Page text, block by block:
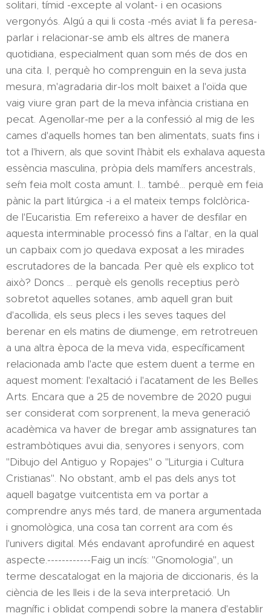
solitari, tímid -excepte al volant- i en ocasions
vergonyós. Algú a qui li costa -més aviat li fa peresa-
parlar i relacionar-se amb els altres de manera
quotidiana, especialment quan som més de dos en
una cita. I, perquè ho comprenguin en la seva justa
mesura, m'agradaria dir-los molt baixet a l'oïda que
vaig viure gran part de la meva infància cristiana en
pecat. Agenollar-me per a la confessió al mig de les
cames d'aquells homes tan ben alimentats, suats fins i
tot a l'hivern, als que sovint l'hàbit els exhalava aquesta
essència masculina, pròpia dels mamífers ancestrals,
se´m feia molt costa amunt. I... també... perquè em feia
pànic la part litúrgica -i a el mateix temps folclòrica-
de l'Eucaristia. Em refereixo a haver de desfilar en
aquesta interminable processó fins a l'altar, en la qual
un capbaix com jo quedava exposat a les mirades
escrutadores de la bancada. Per què els explico tot
això? Doncs ... perquè els genolls receptius però
sobretot aquelles sotanes, amb aquell gran buit
d'acollida, els seus plecs i les seves taques del
berenar en els matins de diumenge, em retrotreuen
a una altra època de la meva vida, específicament
relacionada amb l'acte que estem duent a terme en
aquest moment: l'exaltació i l'acatament de les Belles
Arts. Encara que a 25 de novembre de 2020 pugui
ser considerat com sorprenent, la meva generació
acadèmica va haver de bregar amb assignatures tan
estrambòtiques avui dia, senyores i senyors, com
"Dibujo del Antiguo y Ropajes" o "Liturgia i Cultura
Cristianas". No obstant, amb el pas dels anys tot
aquell bagatge vuitcentista em va portar a
comprendre anys més tard, de manera argumentada
i gnomològica, una cosa tan corrent ara com és
l'univers digital. Més endavant aprofundiré en aquest
aspecte.------------Faig un incís: "Gnomologia", un
terme descatalogat en la majoria de diccionaris, és la
ciència de les lleis i de la seva interpretació. Un
magnífic i oblidat compendi sobre la manera d'establir